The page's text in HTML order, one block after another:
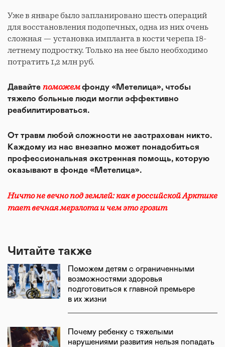
Уже в январе было запланировано шесть операций
для восстановления подопечных, одна из них очень
сложная — установка импланта в кости черепа 18-
летнему подростку. Только на нее было необходимо
потратить 1,2 млн руб.
Давайте поможемфонду «Метелица», чтобы
тяжело больные люди могли эффективно
реабилитироваться.
От травм любой сложности не застрахован никто.
Каждому из нас внезапно может понадобиться
профессиональная экстренная помощь, которую
оказывают в фонде «Метелица».
Ничто не вечно под землей: как в российской Арктике
тает вечная мерзлота и чем это грозит
Читайте также
Поможем детям с ограниченными
возможностями здоровья
подготовиться к главной премьере
в их жизни
Почему ребенку с тяжелыми
нарушениями развития нельзя попадать